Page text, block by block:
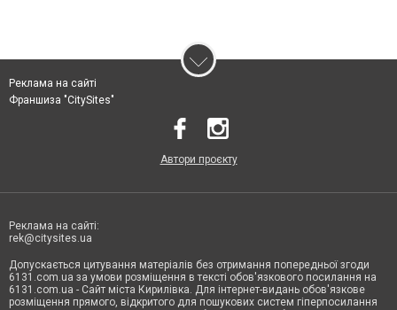
Реклама на сайті
Франшиза "CitySites"
Автори проєкту
Реклама на сайті:
rek@citysites.ua
Допускається цитування матеріалів без отримання попередньої згоди
6131.com.ua за умови розміщення в тексті обов'язкового посилання на
6131.com.ua - Сайт міста Кирилівка. Для інтернет-видань обов'язкове
розміщення прямого, відкритого для пошукових систем гіперпосилання